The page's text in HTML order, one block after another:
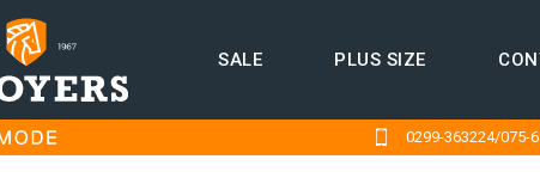
SALE PLUS SIZE
0299-363224/075-